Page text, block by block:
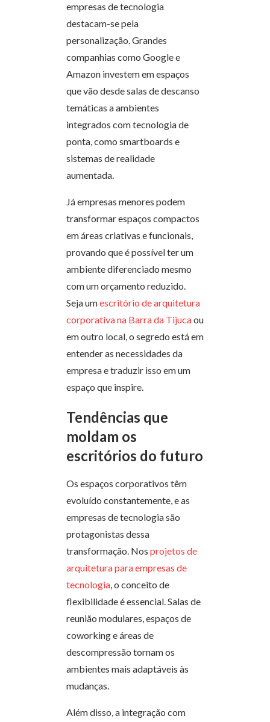
empresas de tecnologia
destacam-se pela
personalização. Grandes
companhias como Google e
Amazon investem em espaços
que vão desde salas de descanso
temáticas a ambientes
integrados com tecnologia de
ponta, como smartboards e
sistemas de realidade
aumentada.
Já empresas menores podem
transformar espaços compactos
em áreas criativas e funcionais,
provando que é possível ter um
ambiente diferenciado mesmo
com um orçamento reduzido.
Seja umescritório de arquitetura
corporativa na Barra da Tijucaou
em outro local, o segredo está em
entender as necessidades da
empresa e traduzir isso em um
espaço que inspire.
Tendências que
moldam os
escritórios do futuro
Os espaços corporativos têm
evoluído constantemente, e as
empresas de tecnologia são
protagonistas dessa
transformação. Nos projetos de
arquitetura para empresas de
tecnologia, o conceito de
flexibilidade é essencial. Salas de
reunião modulares, espaços de
coworking e áreas de
descompressão tornam os
ambientes mais adaptáveis às
mudanças.
Além disso, a integração com